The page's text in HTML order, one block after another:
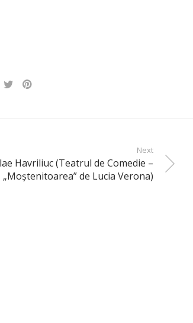
Next
Havriliuc (Teatrul de Comedie –
„Moştenitoarea” de Lucia Verona)